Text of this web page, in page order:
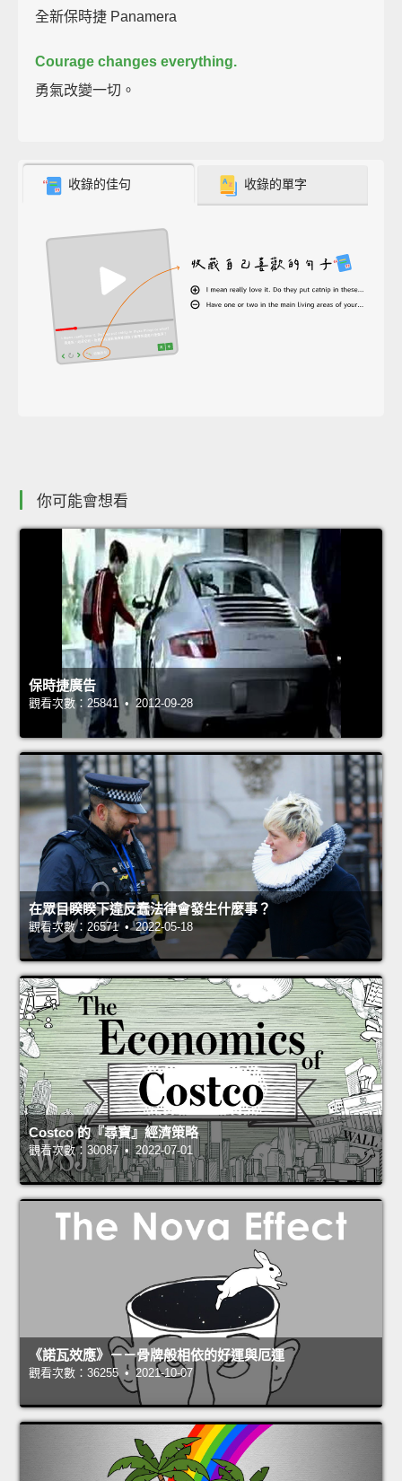
全新保時捷 Panamera
Courage changes everything.
勇氣改變一切。
收錄的佳句 收錄的單字
你可能會想看
保時捷廣告
觀看次數：25841 • 2012-09-28
在眾目睽睽下違反蠢法律會發生什麼事？
觀看次數：26571 • 2022-05-18
Costco 的『尋寶』經濟策略
觀看次數：30087 • 2022-07-01
《諾瓦效應》－－骨牌般相依的好運與厄運
觀看次數：36255 • 2021-10-07